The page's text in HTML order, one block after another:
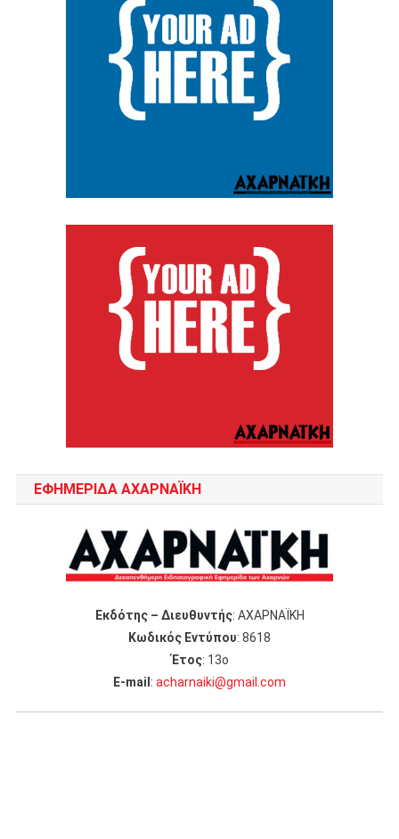
ΕΦΗΜΕΡΙΔΑ ΑΧΑΡΝΑΪΚΗ
Εκδότης – Διευθυντής: ΑΧΑΡΝΑΪΚΗ
Κωδικός Εντύπου: 8618
Έτος: 13ο
Ε-mail : acharnaiki@gmail.com